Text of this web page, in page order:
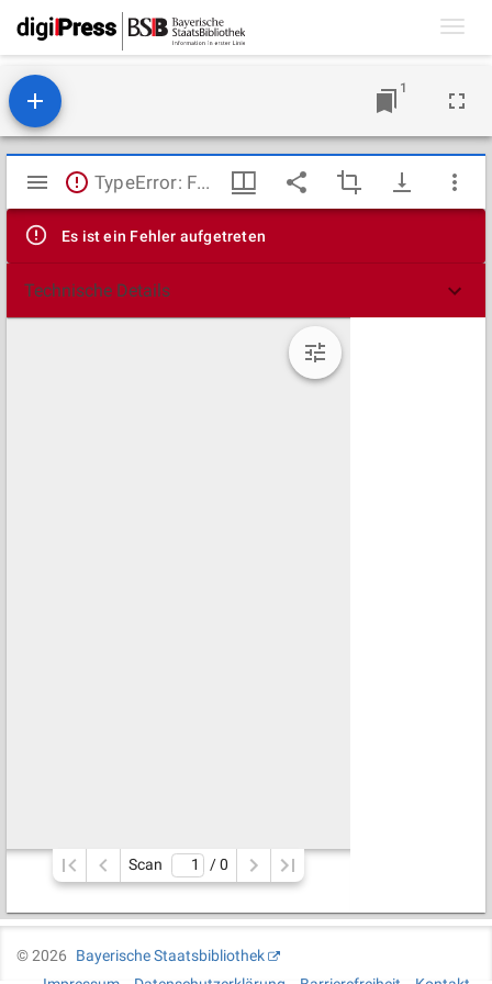
1
Mirador
Viewer
TypeError: Failed to fetch
Es ist ein Fehler aufgetreten
Technische Details
Scan / 0
©2026
Bayerische Staatsbibliothek